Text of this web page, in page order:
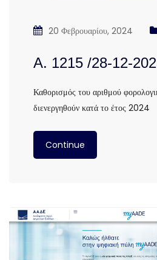
20 Φεβρουαρίου, 2024
Α. 1215 /28-12-
Καθορισμός του αριθμού
διενεργηθούν κατά το έτος 2024
Continue